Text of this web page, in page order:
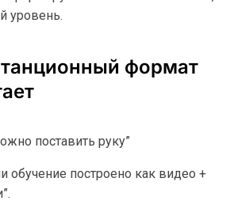
уровень.
формат
поставить руку”
обучение построено как видео +